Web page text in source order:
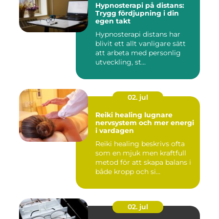
Hypnosterapi på distans:
Trygg fördjupning i din
egen takt
Hypnosterapi distans har
blivit ett allt vanligare sätt
att arbeta med personlig
utveckling, st...
02. jul
Reiki healing lugnare
nervsystem och mer energi
i vardagen
Reiki healing beskrivs ofta
som en mjuk men kraftfull
metod för att skapa balans i
både kropp och si...
02. jul